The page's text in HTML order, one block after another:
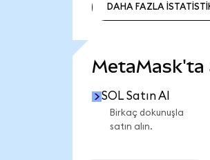
DAHA FAZLA
MetaMask'ta
SOL Satın Al
Birkaç dokunuşla
satın alın.